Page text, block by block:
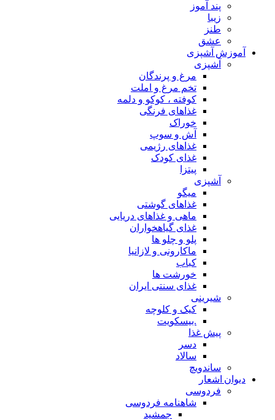
پند آموز
زیبا
طنز
عشق
آموزش آشپزی
آشپزی
مرغ و پرندگان
تخم مرغ و املت
کوفته ، کوکو و دلمه
غذاهای فرنگی
خوراک
آش و سوپ
غذاهای رژیمی
غذای کودک
پیتزا
آشپزی
میگو
غذاهای گوشتی
ماهی و غذاهای دریایی
غذای گیاهخواران
پلو و چلو ها
ماکارونی و لازانیا
کباب
خورشت ها
غذای سنتی ایران
شیرینی
کیک و کلوچه
.بیسکویت
پیش غذا
دسر
سالاد
ساندویچ
دیوان اشعار
فردوسی
شاهنامه فردوسی
جمشید